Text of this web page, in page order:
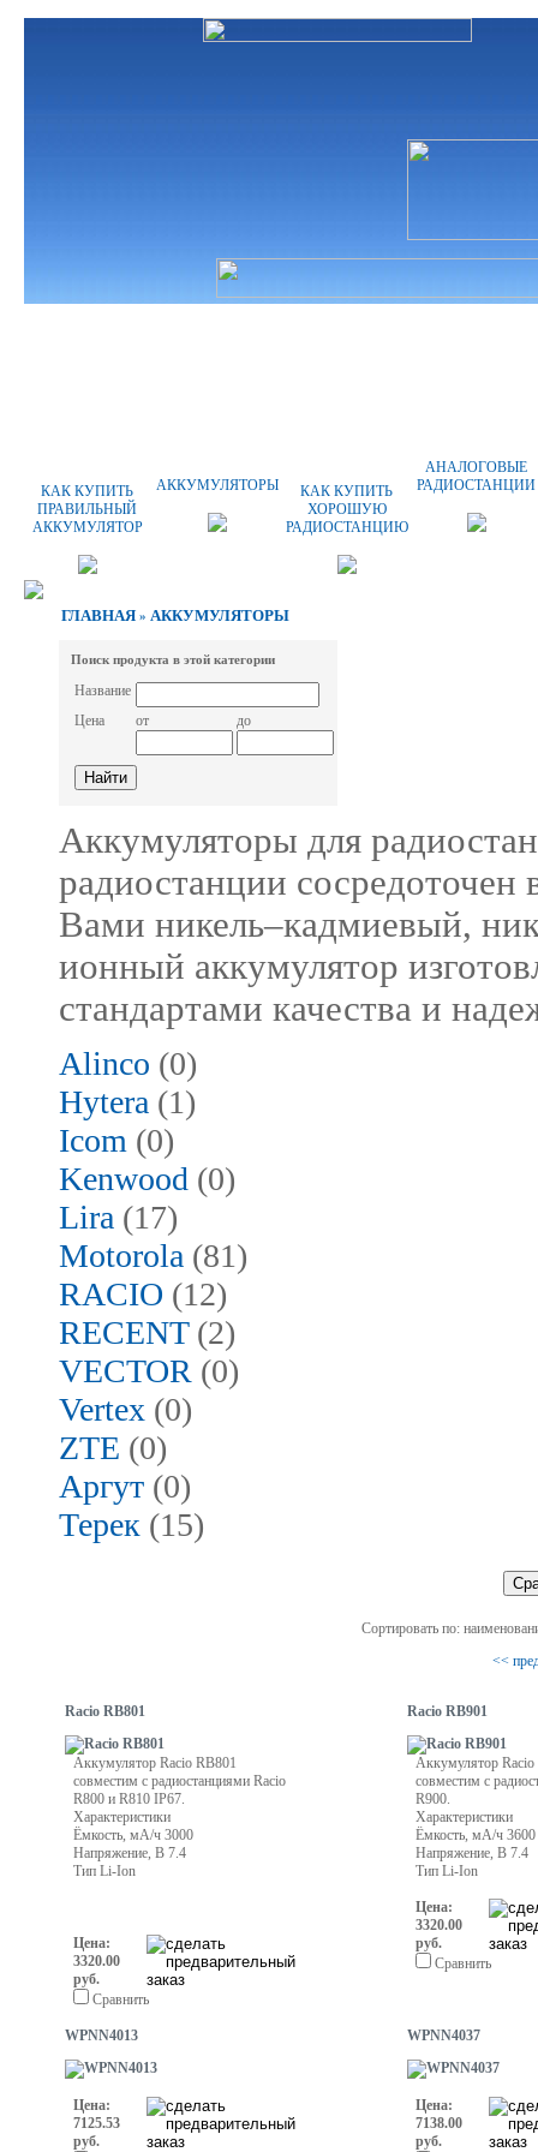
КАК КУПИТЬ
ПРАВИЛЬНЫЙ
АККУМУЛЯТОР
АККУМУЛЯТОРЫ
КАК КУПИТЬ
ХОРОШУЮ
РАДИОСТАНЦИЮ
АНАЛОГОВЫЕ
РАДИОСТАНЦИИ
ГЛАВНАЯ » АККУМУЛЯТОРЫ
Поиск продукта в этой категории
Название
Цена
от до
Аккумуляторы для
радиостанции
Вами никель–кадмиевый,
ионный аккумулятор
стандартами качества и
Alinco (0)
Hytera (1)
Icom (0)
Kenwood (0)
Lira (17)
Motorola (81)
RACIO (12)
RECENT(2)
VECTOR (0)
Vertex (0)
ZTE (0)
Аргут (0)
Терек (15)
Сортировать по:
<<
Racio RB801
Аккумулятор Racio RB801
совместим с радиостанциями Racio
R800 и R810 IP67.
Характеристики
Ёмкость, мА/ч 3000
Напряжение, В 7.4
Тип Li-Ion
Цена:
3320.00
руб.
Сравнить
Racio RB901
Аккумулятор Racio
совместим с
R900.
Характеристики
Ёмкость, мА/ч 3600
Напряжение, В 7.4
Тип Li-Ion
Цена:
3320.00
руб.
Сравнить
WPNN4013
Цена:
7125.53
руб.
WPNN4037
Цена:
7138.00
руб.